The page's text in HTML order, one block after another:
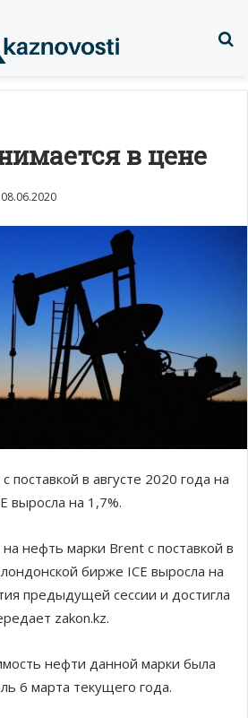
в цене
08.06.2020
поставкой в августе 2020 года на
выросла на 1,7%.
нефть марки Brent с поставкой в
бирже ICE выросла на
предыдущей сессии и достигла
zakon.kz.
нефти данной марки была
6 марта текущего года.